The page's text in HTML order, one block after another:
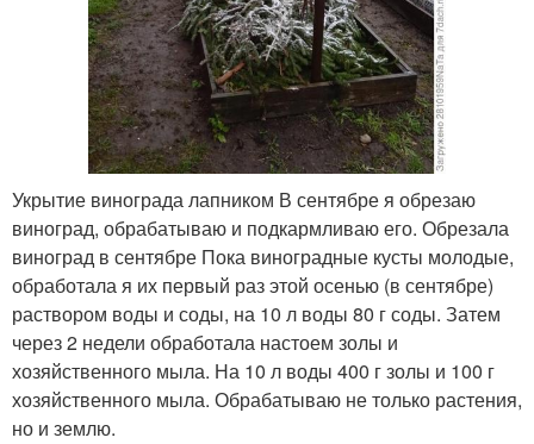
Укрытие винограда лапником В сентябре я обрезаю
виноград, обрабатываю и подкармливаю его. Обрезала
виноград в сентябре Пока виноградные кусты молодые,
обработала я их первый раз этой осенью (в сентябре)
раствором воды и соды, на 10 л воды 80 г соды. Затем
через 2 недели обработала настоем золы и
хозяйственного мыла. На 10 л воды 400 г золы и 100 г
хозяйственного мыла. Обрабатываю не только растения,
но и землю.